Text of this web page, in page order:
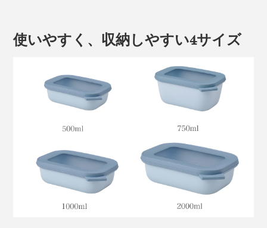
写真は角型500ml
持ち運びにも便利なので、毎日のお弁当はもちろん、バ
北欧らしいツヤ消しのニュアンスカラーと、温かみのあ
るフォルムは、食器としても使えるデザイン。
使いやすく、収納しやすい4サイズ